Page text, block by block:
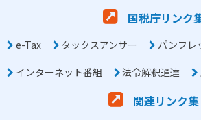
国税庁リンク
e-Tax タックスアンサー
パンフレ
インターネット番組
法令解釈通達
関連リンク集